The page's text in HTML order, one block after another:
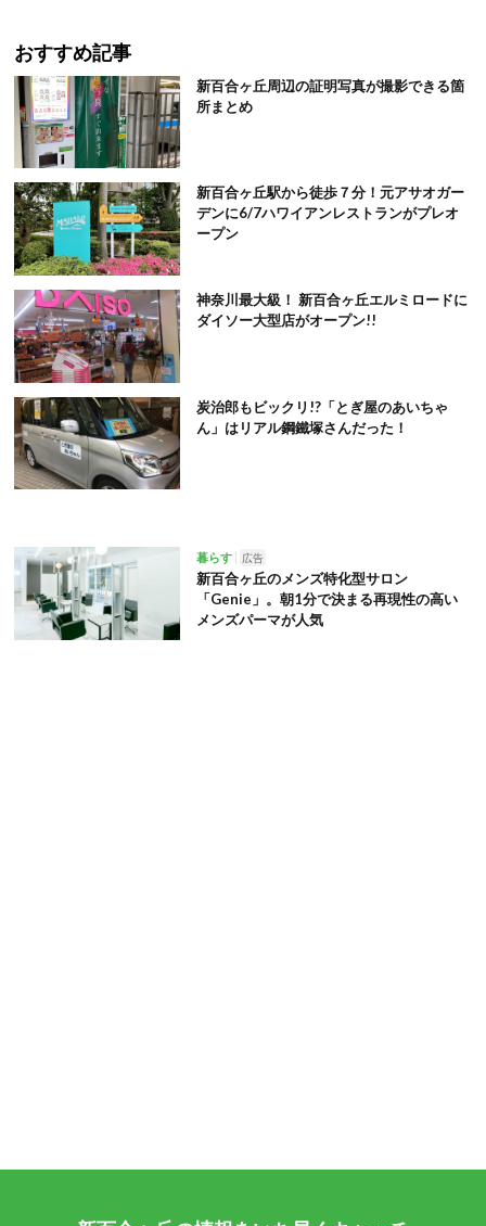
おすすめ記事
新百合ヶ丘周辺の証明写真が撮影できる箇
所まとめ
新百合ヶ丘駅から徒歩７分！元アサオガー
デンに6/7ハワイアンレストランがプレオ
ープン
神奈川最大級！ 新百合ヶ丘エルミロードに
ダイソー大型店がオープン!!
炭治郎もビックリ!?「とぎ屋のあいちゃ
ん」はリアル鋼鐵塚さんだった！
暮らす 広告
新百合ヶ丘のメンズ特化型サロン
「Genie」。朝1分で決まる再現性の高い
メンズパーマが人気